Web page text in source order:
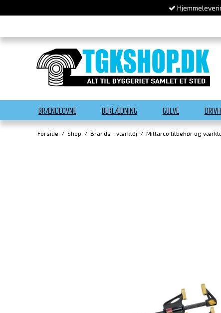
BRÆNDEOVNE BEKLÆDNING GULVE
Forside / Shop / Brands - værktøj / Millarco tilbehør og